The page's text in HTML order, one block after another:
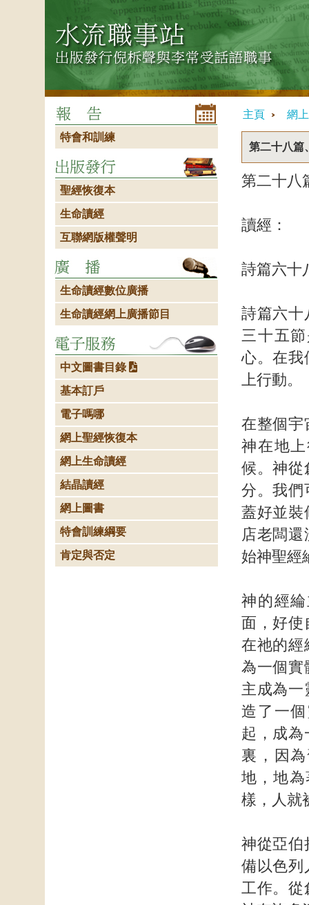
主頁 網
第二十八篇
第二十八
讀經：
詩篇六十
詩篇六十
三十五
心。在我
上行動。
在整個宇
神在地
候。神從
分。我們
蓋好並裝
店老闆
始神聖經
神的經
面，好使
在祂的經
為一個實
主成為一
造了一
起，成為
裏，因
地，地
樣，人就
神從亞伯
備以色列
工作。從
特會和訓練
聖經恢復本
生命讀經
互聯網版權聲明
生命讀經數位廣播
生命讀經網上廣播節目
中文圖書目錄
基本訂戶
電子嗎哪
網上聖經恢復本
網上生命讀經
結晶讀經
網上圖書
特會訓練綱要
肯定與否定